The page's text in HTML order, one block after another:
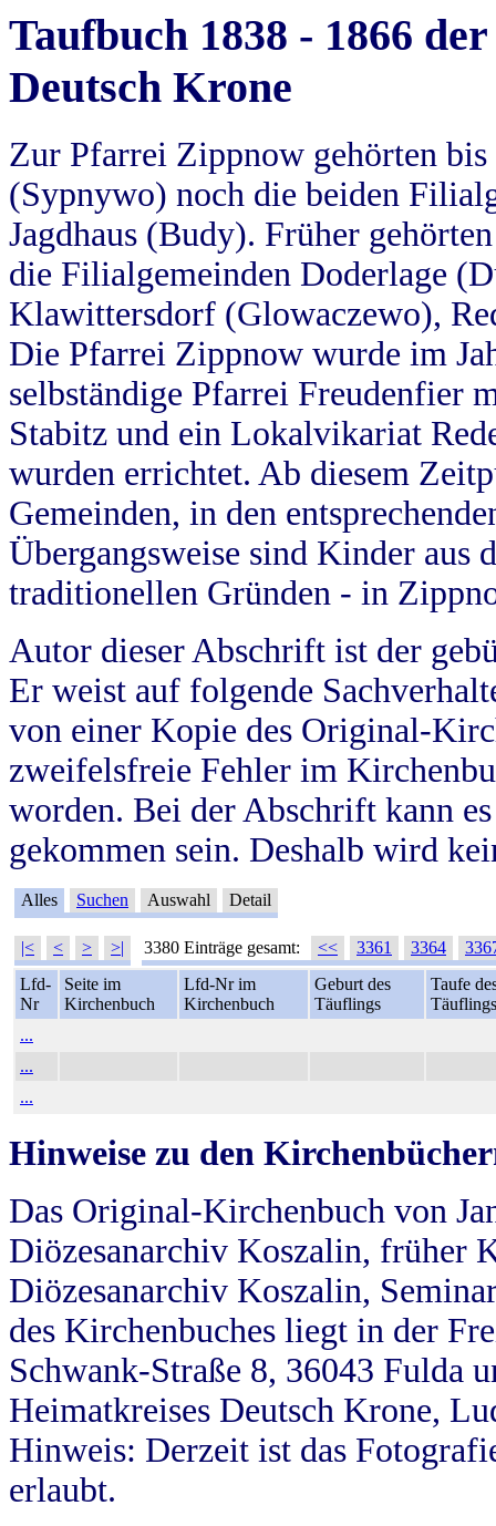
Taufbuch 1838 - 1866
Deutsch Krone
Zur Pfarrei Zippnow gehörten
(Sypnywo) noch die beiden
Jagdhaus (Budy). Früher
die Filialgemeinden Doderlage
Klawittersdorf (Glowaczewo),
Die Pfarrei Zippnow wurde im
selbständige Pfarrei Freudenfier
Stabitz und ein Lokalvikariat
wurden errichtet. Ab diesem
Gemeinden, in den
Übergangsweise sind Kinder aus
traditionellen Gründen - in
Autor dieser Abschrift ist der
Er weist auf folgende
von einer Kopie des Original-
zweifelsfreie Fehler im
worden. Bei der Abschrift kann
gekommen sein. Deshalb wird
Alles Suchen Auswahl Detail
|< < > >| 3380 Einträge gesamt: << 3361 3364
Lfd-
Nr
Seite im
Kirchenbuch
Lfd-Nr im
Kirchenbuch
Geburt des
Täuflings
Taufe
Täuflings
...
...
...
Hinweise zu den
Das Original-Kirchenbuch von
Diözesanarchiv Koszalin, früher
Diözesanarchiv Koszalin,
des Kirchenbuches liegt in der
Schwank-Straße 8, 36043 Fulda
Heimatkreises Deutsch Krone,
Hinweis: Derzeit ist das
erlaubt.